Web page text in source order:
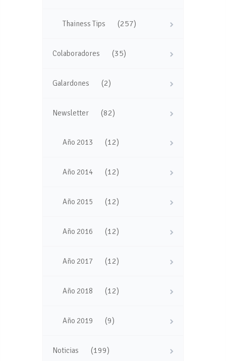
Thainess Tips (257)
Colaboradores (35)
Galardones (2)
Newsletter (82)
Año 2013 (12)
Año 2014 (12)
Año 2015 (12)
Año 2016 (12)
Año 2017 (12)
Año 2018 (12)
Año 2019 (9)
Noticias (199)